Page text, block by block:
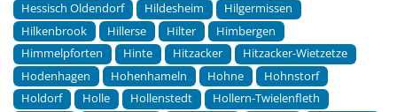
Hessisch Oldendorf
Hildesheim
Hilgermissen
Hilkenbrook
Hillerse Hilter
Himbergen
Himmelpforten
Hinte Hitzacker
Hitzacker-Wietzetze
Hodenhagen
Hohenhameln Hohne
Hohnstorf
Holdorf
Holle Hollenstedt
Hollern-Twielenfleth